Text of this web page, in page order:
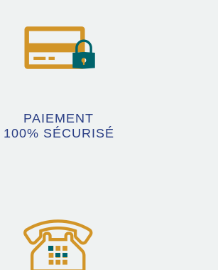
PAIEMENT
100% SÉCURISÉ